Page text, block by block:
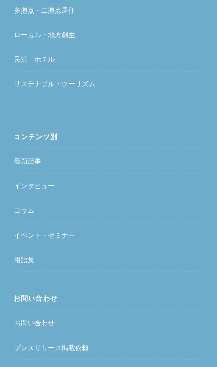
多拠点・二拠点居住
ローカル・地方創生
民泊・ホテル
サステナブル・ツーリズム
コンテンツ別
最新記事
インタビュー
コラム
イベント・セミナー
用語集
お問い合わせ
お問い合わせ
プレスリリース掲載依頼